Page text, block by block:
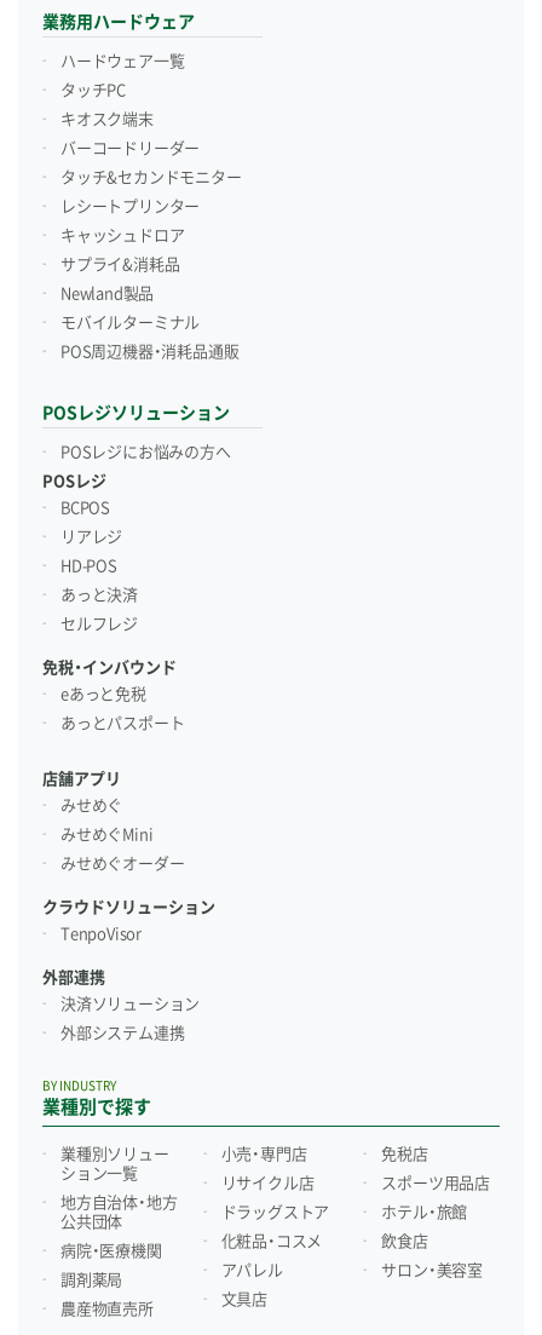
業務用ハードウェア
ハードウェア一覧
タッチPC
キオスク端末
バーコードリーダー
タッチ&セカンドモニター
レシートプリンター
キャッシュドロア
サプライ&消耗品
Newland製品
モバイルターミナル
POS周辺機器・消耗品通販
POSレジソリューション
POSレジにお悩みの方へ
POSレジ
BCPOS
リアレジ
HD-POS
あっと決済
セルフレジ
免税・インバウンド
eあっと免税
あっとパスポート
店舗アプリ
みせめぐ
みせめぐMini
みせめぐオーダー
クラウドソリューション
TenpoVisor
外部連携
決済ソリューション
外部システム連携
業種別で探す
BY INDUSTRY
業種別ソリュー
ション一覧
地方自治体・地方
公共団体
病院・医療機関
調剤薬局
農産物直売所
小売・専門店
リサイクル店
ドラッグストア
化粧品・コスメ
アパレル
文具店
免税店
スポーツ用品店
ホテル・旅館
飲食店
サロン・美容室